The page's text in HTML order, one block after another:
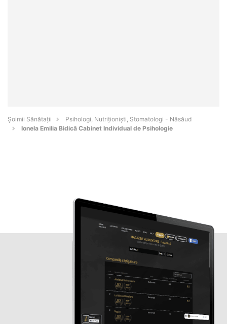
Şoimii Sănătații
Psihologi, Nutriționiști, Stomatologi - Năsăud
Ionela Emilia Bidică Cabinet Individual de Psihologie